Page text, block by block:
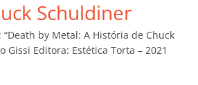
p a
ss
ro
k h
ar
Schuldiner
“Death by Metal: A História de Chuck
Gissi Editora: Estética Torta – 2021